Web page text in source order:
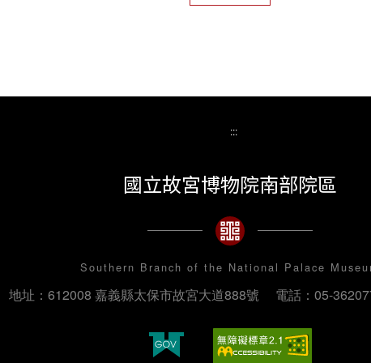
:::
國立故宮博物院南部院區
Southern Branch of the National Palace
地址：612008 嘉義縣太保市故宮大道888號 電話：05-